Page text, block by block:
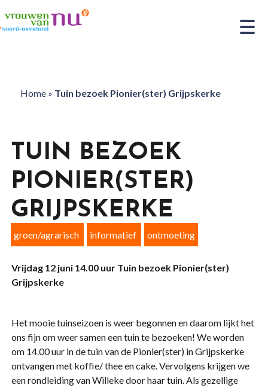
Home» Tuin bezoek Pionier(ster) Grijpskerke
TUIN BEZOEK
PIONIER(STER)
GRIJPSKERKE
groen/agrarisch informatief ontmoeting
Vrijdag 12 juni 14.00 uur Tuin bezoek Pionier(ster)
Grijpskerke
Het mooie tuinseizoen is weer begonnen en daarom lijkt het
ons fijn om weer samen een tuin te bezoeken! We worden
om 14.00 uur in de tuin van de Pionier(ster) in Grijpskerke
ontvangen met koffie/ thee en cake. Vervolgens krijgen we
een rondleiding van Willeke door haar tuin. Als gezellige